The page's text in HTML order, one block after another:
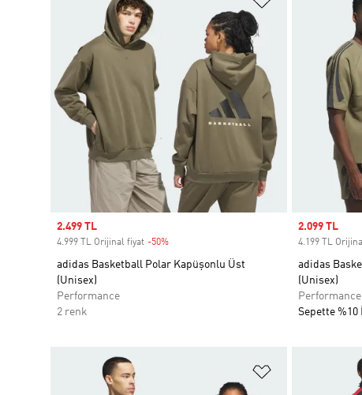
Sale price
2.499 TL
4.999 TL Orijinal fiyat -50%
adidas Basketball Polar Kapüşonlu Üst
(Unisex)
Performance
2 renk
Sale price
2.099 TL
4.199 TL
adidas
(Unisex)
Performance
Sepette
Favori Listesine